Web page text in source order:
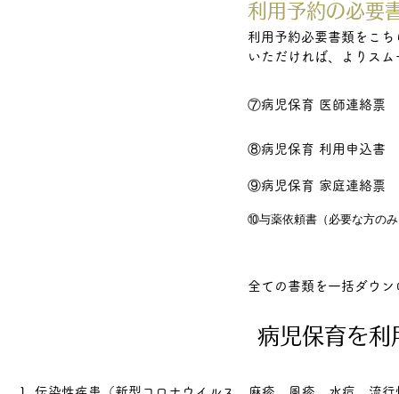
利用予約の必要
利用予約必要書類をこ
いただければ、よりス
​⑦病児保育 医師連絡票
⑧病児保育 利用申込書
⑨病児保育 家庭連絡票
​⑩与薬依頼書（必要な方の
全ての書類を一括ダウン
病児保育を利